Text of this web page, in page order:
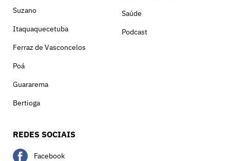
Suzano
Itaquaquecetuba
Ferraz de Vasconcelos
Poá
Guararema
Bertioga
Saúde
Podcast
REDES SOCIAIS
Facebook